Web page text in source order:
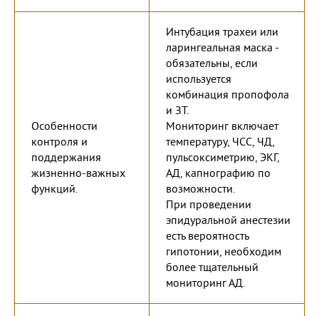
Особенности
контроля и
поддержания
жизненно-важных
функций.
Интубация трахеи или
ларингеальная маска -
обязательны, если
используется
комбинация пропофола
и ЗТ.
Мониторинг включает
температуру, ЧСС, ЧД,
пульсоксиметрию, ЭКГ,
АД, капнографию по
возможности.
При проведении
эпидуральной анестезии
есть вероятность
гипотонии, необходим
более тщательный
мониторинг АД.